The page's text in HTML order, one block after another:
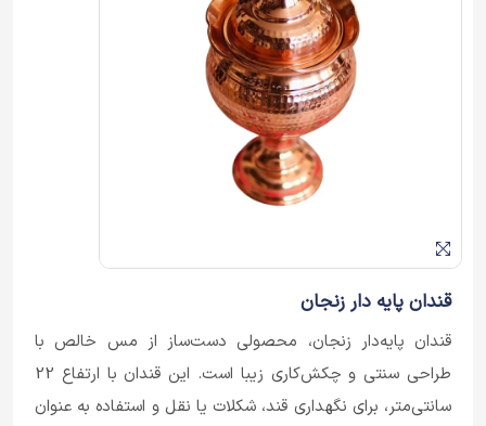
قندان پایه دار زنجان
قندان پایه‌دار زنجان، محصولی دست‌ساز از مس خالص با
طراحی سنتی و چکش‌کاری زیبا است. این قندان با ارتفاع 22
سانتی‌متر، برای نگهداری قند، شکلات یا نقل و استفاده به عنوان